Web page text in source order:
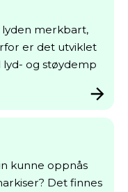
merkbart,
er det utviklet
lyd- og støydemp
kunne oppnås
Det finnes